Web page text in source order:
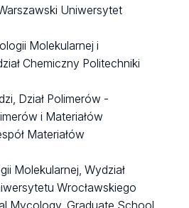
Uniwersytet
Molekularnej i
Chemiczny Politechniki
Dział Polimerów -
i Materiałów
Materiałów
Molekularnej, Wydział
Wrocławskiego
Mycology, Graduate School